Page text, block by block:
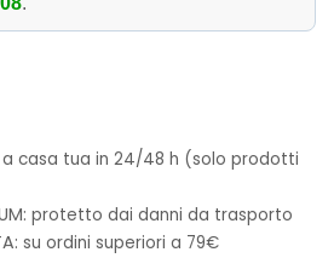
a casa tua in 24/48 h (solo prodotti
protetto dai danni da trasporto
su ordini superiori a 79€